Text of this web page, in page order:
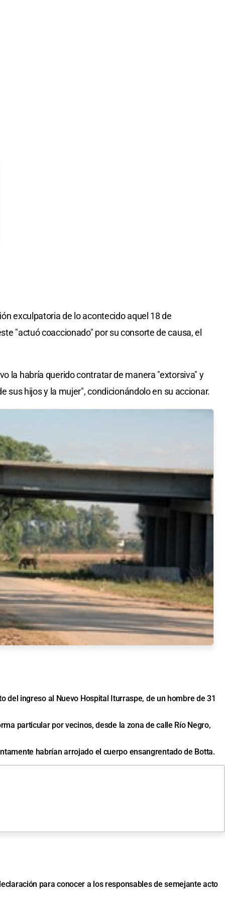
exculpatoria de lo acontecido aquel 18 de
"actuó coaccionado" por su consorte de causa, el
la habría querido contratar de manera "extorsiva" y
sus hijos y la mujer", condicionándolo en su accionar.
del ingreso al Nuevo Hospital Iturraspe, de un hombre de 31
particular por vecinos, desde la zona de calle Río Negro,
habrían arrojado el cuerpo ensangrentado de Botta.
para conocer a los responsables de semejante acto